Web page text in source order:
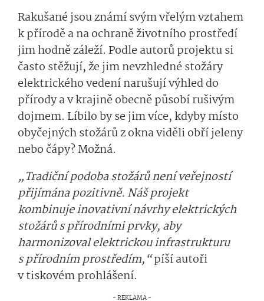
Rakušané jsou známí svým vřelým vztahem
k přírodě a na ochraně životního prostředí
jim hodně záleží. Podle autorů projektu si
často stěžují, že jim nevzhledné stožáry
elektrického vedení narušují výhled do
přírody a v krajině obecně působí rušivým
dojmem. Líbilo by se jim více, kdyby místo
obyčejných stožárů z okna viděli obří jeleny
nebo čápy? Možná.
„Tradiční podoba stožárů není veřejností
přijímána pozitivně. Náš projekt
kombinuje inovativní návrhy elektrických
stožárů s přírodními prvky, aby
harmonizoval elektrickou infrastrukturu
s přírodním prostředím,“píší autoři
v tiskovém prohlášení.